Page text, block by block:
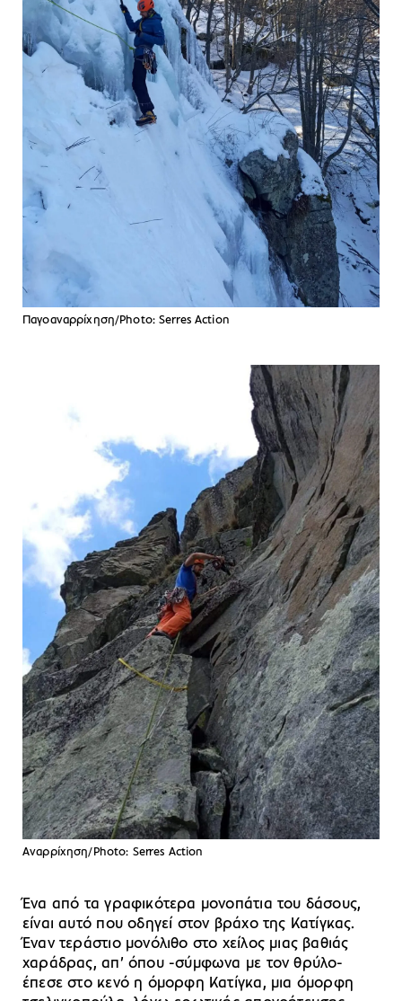
Παγοαναρρίχηση/Photo: Serres Action
Αναρρίχηση/Photo: Serres Action
Ένα από τα γραφικότερα μονοπάτια του δάσους,
είναι αυτό που οδηγεί στον βράχο της Κατίγκας.
Έναν τεράστιο μονόλιθο στο χείλος μιας βαθιάς
χαράδρας, απ’ όπου -σύμφωνα με τον θρύλο-
έπεσε στο κενό η όμορφη Κατίγκα, μια όμορφη